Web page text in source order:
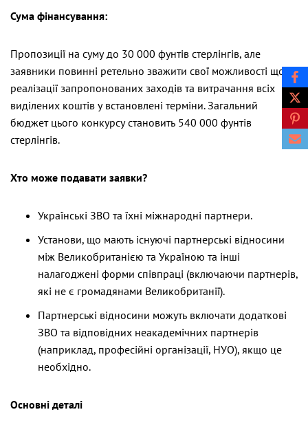
Сума фінансування:
Пропозиції на суму до 30 000 фунтів стерлінгів, але
заявники повинні ретельно зважити свої можливості щодо
реалізації запропонованих заходів та витрачання всіх
виділених коштів у встановлені терміни. Загальний
бюджет цього конкурсу становить 540 000 фунтів
стерлінгів.
Хто може подавати заявки?
Українські ЗВО та їхні міжнародні партнери.
Установи, що мають існуючі партнерські відносини
між Великобританією та Україною та інші
налагоджені форми співпраці (включаючи партнерів,
які не є громадянами Великобританії).
Партнерські відносини можуть включати додаткові
ЗВО та відповідних неакадемічних партнерів
(наприклад, професійні організації, НУО), якщо це
необхідно.
Основні деталі